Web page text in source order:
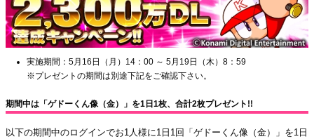
実施期間：5月16日（月）14：00 ～ 5月19日（木）8：59
※プレゼントの期間は別途下記をご確認下さい。
期間中は「ゲドーくん像（金）」を1日1枚、合計2枚プレゼント!!
以下の期間中のログインでお1人様に1日1回「ゲドーくん像（金）」を1日